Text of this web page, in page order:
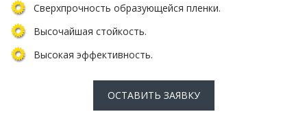
Сверхпрочность образующейся пленки.
Высочайшая стойкость.
Высокая эффективность.
ОСТАВИТЬ ЗАЯВКУ